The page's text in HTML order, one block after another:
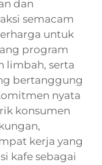
dan
semacam
untuk
program
limbah, serta
bertanggung
nyata
konsumen
kerja yang
kafe sebagai